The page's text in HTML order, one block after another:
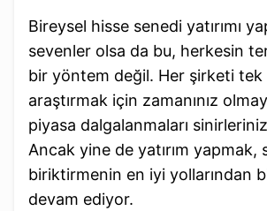
Bireysel hisse senedi yatırımı
sevenler olsa da bu, herkesin
bir yöntem değil. Her şirketi tek
araştırmak için zamanınız
piyasa dalgalanmaları
Ancak yine de yatırım yapmak,
biriktirmenin en iyi yollarından
devam ediyor.